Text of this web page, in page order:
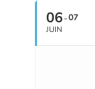
06
JUIN
07